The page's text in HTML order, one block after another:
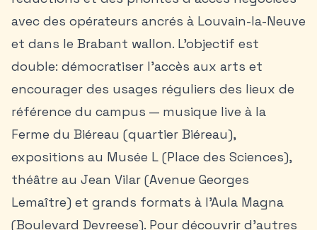
avec des opérateurs ancrés à Louvain-la-Neuve
et dans le Brabant wallon. L’objectif est
double: démocratiser l’accès aux arts et
encourager des usages réguliers des lieux de
référence du campus — musique live à la
Ferme du Biéreau (quartier Biéreau),
expositions au Musée L (Place des Sciences),
théâtre au Jean Vilar (Avenue Georges
Lemaître) et grands formats à l’Aula Magna
(Boulevard Devreese). Pour découvrir d'autres